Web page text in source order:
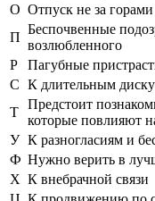
О Отпуск не за горами
П
Беспочвенные
возлюбленного
Р
Пагубные
С К длительным
Т
Предстоит
которые повлияют
У К разногласиям и
Ф Нужно верить в
Х К внебрачной связи